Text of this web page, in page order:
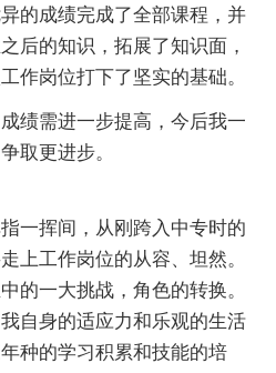
的成绩完成了全部课程，并
后的知识，拓展了知识面，
作岗位打下了坚实的基础。
绩需进一步提高，今后我一
取更进步。
一挥间，从刚跨入中专时的
上工作岗位的从容、坦然。
的一大挑战，角色的转换。
自身的适应力和乐观的生活
种的学习积累和技能的培